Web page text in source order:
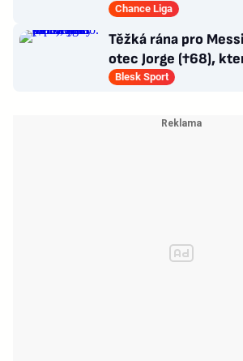
Zlín - Bohemians 0:2
Chance Liga
Těžká rána pro
otec Jorge (†68),
úspěchy
Blesk Sport